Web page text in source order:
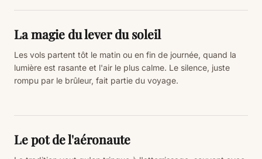
La magie du lever du soleil
Les vols partent tôt le matin ou en fin de journée, quand la
lumière est rasante et l'air le plus calme. Le silence, juste
rompu par le brûleur, fait partie du voyage.
Le pot de l'aéronaute